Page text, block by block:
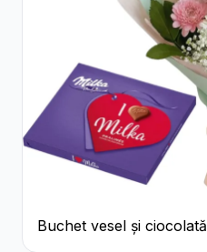
Buchet vesel și ciocolată